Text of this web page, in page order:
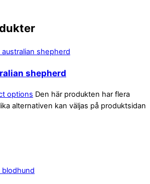
shepherd
options Den här produkten har flera
alternativen kan väljas på produktsidan